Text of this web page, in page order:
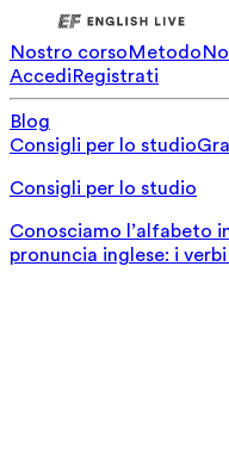
Nostro corsoMetodo
AccediRegistrati
Blog
Consigli per lo studio
Consigli per lo studio
Conosciamo l’alfabeto
pronuncia inglese: i